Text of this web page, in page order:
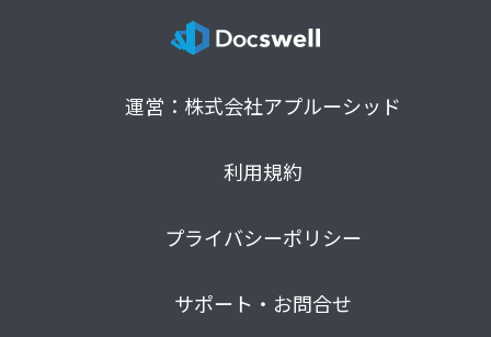
運営：株式会社アプルーシッド
利用規約
プライバシーポリシー
サポート・お問合せ